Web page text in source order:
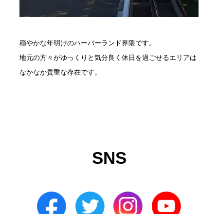
穏やかな年明けのハーバーランド界隈です。
地元の方々がゆっくりと気分良く休日を過ごせるエリアは
なかなか貴重な存在です。
SNS